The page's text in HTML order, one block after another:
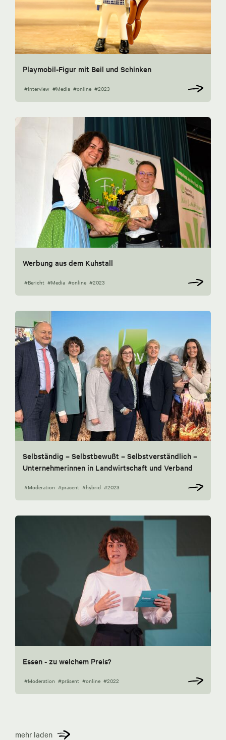
Playmobil-Figur mit Beil und Schinken
#Interview #Media #online #2023
Werbung aus dem Kuhstall
#Bericht #Media #online #2023
Selbständig – Selbstbewußt – Selbstverständlich –
Unternehmerinnen in Landwirtschaft und Verband
#Moderation #präsent #hybrid #2023
Essen - zu welchem Preis?
#Moderation #präsent #online #2022
mehr laden